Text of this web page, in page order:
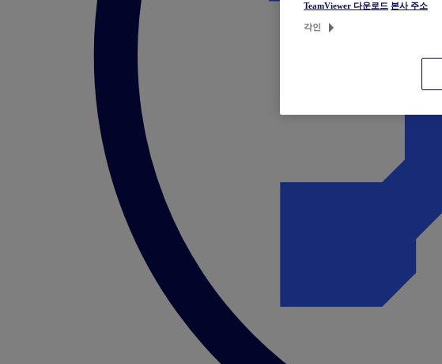
TeamViewer 다운로드 본사 주소
각인